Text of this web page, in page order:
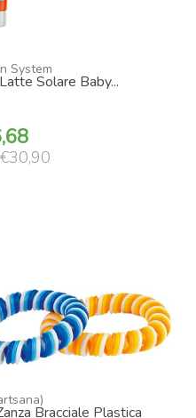
System
Solare Baby...
Bracciale Plastica